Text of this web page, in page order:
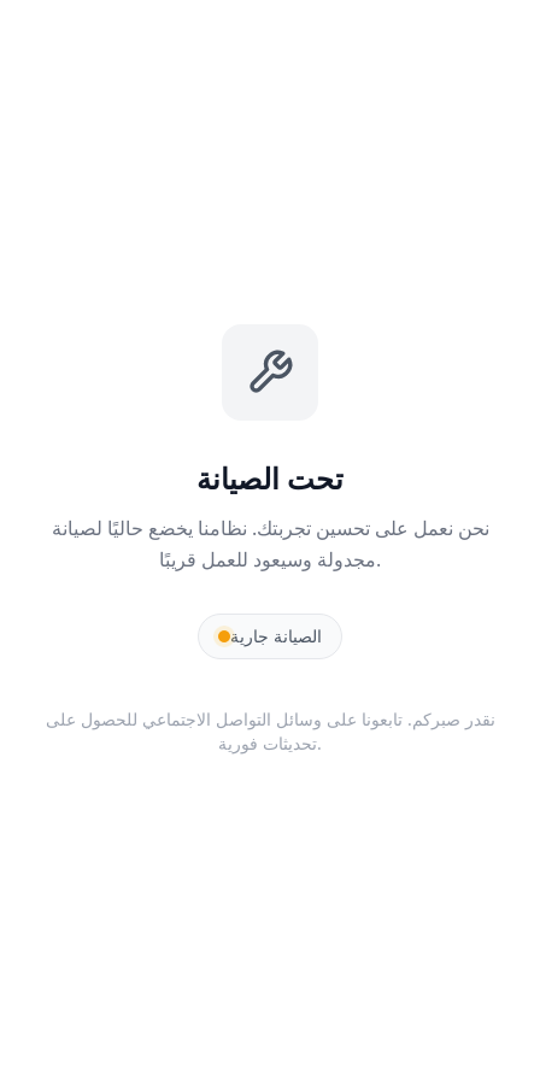
تحت الصيانة
نحن نعمل على تحسين تجربتك. نظامنا يخضع حاليًا لصيانة
مجدولة وسيعود للعمل قريبًا.
الصيانة جارية
نقدر صبركم. تابعونا على وسائل التواصل الاجتماعي للحصول على
تحديثات فورية.